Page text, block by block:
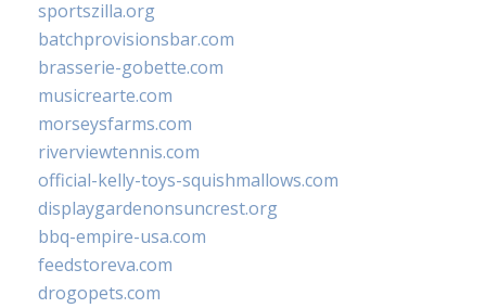
sportszilla.org
batchprovisionsbar.com
brasserie-gobette.com
musicrearte.com
morseysfarms.com
riverviewtennis.com
official-kelly-toys-squishmallows.com
displaygardenonsuncrest.org
bbq-empire-usa.com
feedstoreva.com
drogopets.com